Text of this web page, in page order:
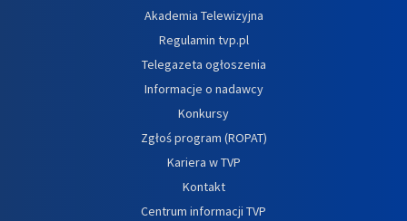
Akademia Telewizyjna
Regulamin tvp.pl
Telegazeta ogłoszenia
Informacje o nadawcy
Konkursy
Zgłoś program (ROPAT)
Kariera w TVP
Kontakt
Centrum informacji TVP